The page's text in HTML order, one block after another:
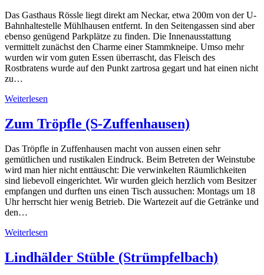
Das Gasthaus Rössle liegt direkt am Neckar, etwa 200m von der U-
Bahnhaltestelle Mühlhausen entfernt. In den Seitengassen sind aber
ebenso genügend Parkplätze zu finden. Die Innenausstattung
vermittelt zunächst den Charme einer Stammkneipe. Umso mehr
wurden wir vom guten Essen überrascht, das Fleisch des
Rostbratens wurde auf den Punkt zartrosa gegart und hat einen nicht
zu…
Weiterlesen
Zum Tröpfle (S-Zuffenhausen)
Das Tröpfle in Zuffenhausen macht von aussen einen sehr
gemütlichen und rustikalen Eindruck. Beim Betreten der Weinstube
wird man hier nicht enttäuscht: Die verwinkelten Räumlichkeiten
sind liebevoll eingerichtet. Wir wurden gleich herzlich vom Besitzer
empfangen und durften uns einen Tisch aussuchen: Montags um 18
Uhr herrscht hier wenig Betrieb. Die Wartezeit auf die Getränke und
den…
Weiterlesen
Lindhälder Stüble (Strümpfelbach)